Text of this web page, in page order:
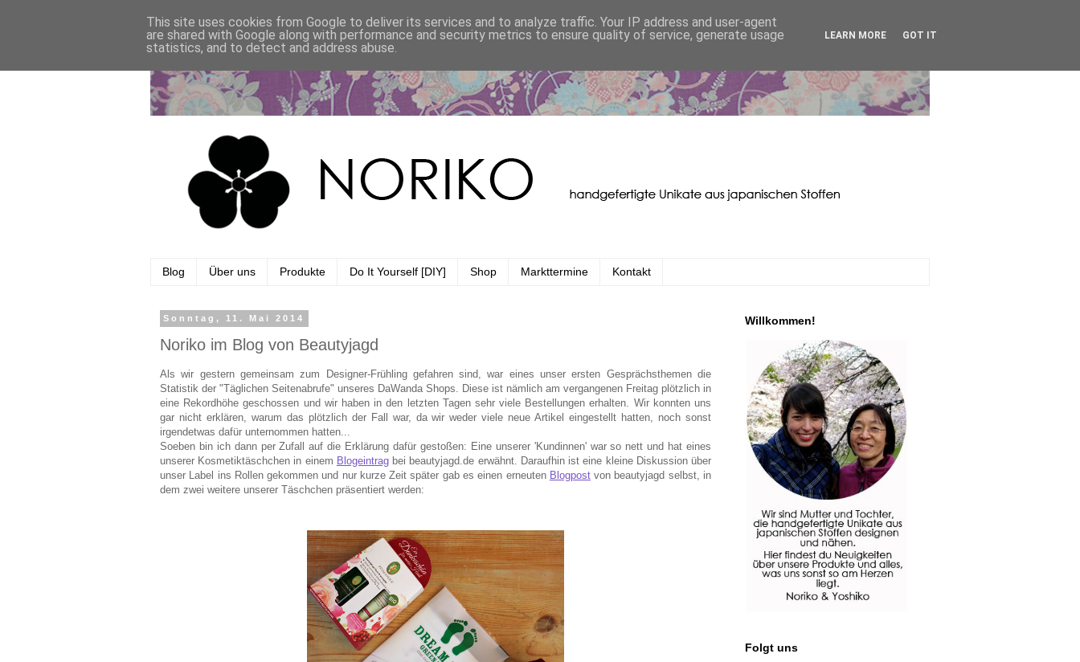
Blog Über uns Produkte Do It Yourself [DIY] Shop Markttermine Kontakt
Sonntag, 11. Mai 2014
Noriko im Blog von Beautyjagd
Als wir gestern gemeinsam zum Designer-Frühling gefahren sind, war eines unser ersten Gesprächsthemen die
Statistik der "Täglichen Seitenabrufe" unseres DaWanda Shops. Diese ist nämlich am vergangenen Freitag plötzlich in
eine Rekordhöhe geschossen und wir haben in den letzten Tagen sehr viele Bestellungen erhalten. Wir konnten uns
gar nicht erklären, warum das plötzlich der Fall war, da wir weder viele neue Artikel eingestellt hatten, noch sonst
irgendetwas dafür unternommen hatten...
Soeben bin ich dann per Zufall auf die Erklärung dafür gestoßen: Eine unserer 'Kundinnen' war so nett und hat eines
unserer Kosmetiktäschchen in einem Blogeintragbei beautyjagd.de erwähnt. Daraufhin ist eine kleine Diskussion über
unser Label ins Rollen gekommen und nur kurze Zeit später gab es einen erneuten Blogpostvon beautyjagd selbst, in
dem zwei weitere unserer Täschchen präsentiert werden:
Willkommen!
Folgt uns
This site uses cookies from Google to deliver its services and to analyze traffic. Your IP address and user-agent
are shared with Google along with performance and security metrics to ensure quality of service, generate usage
statistics, and to detect and address abuse.
LEARN MORE GOT IT